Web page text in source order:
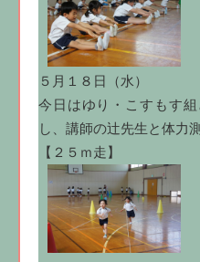
５月１８日（水）
今日はゆり・こすもす
し、講師の辻先生と体力
【２５ｍ走】